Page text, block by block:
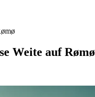
Weite auf Rømø